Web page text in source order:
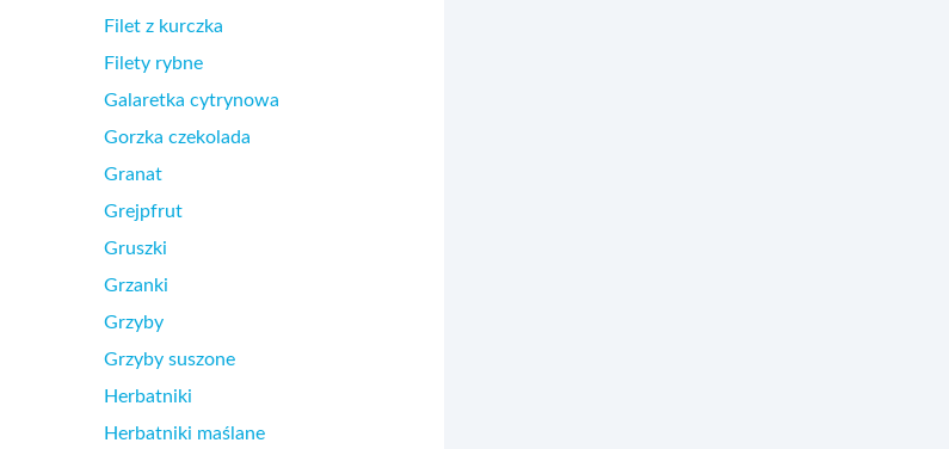
Filet z kurczka
Filety rybne
Galaretka cytrynowa
Gorzka czekolada
Granat
Grejpfrut
Gruszki
Grzanki
Grzyby
Grzyby suszone
Herbatniki
Herbatniki maślane